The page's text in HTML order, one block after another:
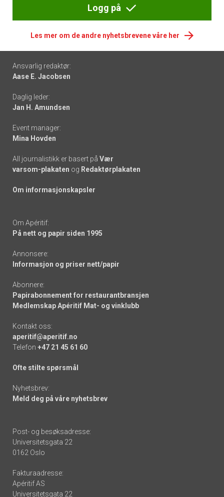
Logg på
Les mer om de andre nyhetsbrevene våre her
Footer
-
links
Ansvarlig redaktør:
Aase E. Jacobsen
Daglig leder:
Jan H. Amundsen
Event manager:
Mina Hovden
All journalistikk er basert på Vær
varsom-plakaten og Redaktørplakaten
Om informasjonskapsler
Om Apéritif:
På nett og papir siden 1995
Annonsere:
Informasjon og priser nett/papir
Abonnere:
Papirabonnement for restaurantbransjen
Medlemskap Apéritif Mat- og vinklubb
Kontakt oss:
aperitif@aperitif.no
Telefon +47 21 45 61 60
Ofte stilte spørsmål
Nyhetsbrev:
Meld deg på våre nyhetsbrev
Post- og besøksadresse:
Universitetsgata 22
0162 Oslo
Fakturaadresse:
Apéritif AS
Universitetsgata 22